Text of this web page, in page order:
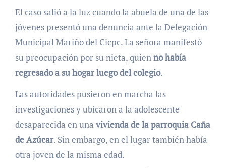
El caso salió a la luz cuando la abuela de una de las
jóvenes presentó una denuncia ante la Delegación
Municipal Mariño del Cicpc. La señora manifestó
su preocupación por su nieta, quienno había
regresado a su hogar luego del colegio.
Las autoridades pusieron en marcha las
investigaciones y ubicaron a la adolescente
desaparecida en una vivienda de la parroquia Caña
de Azúcar. Sin embargo, en el lugar también había
otra joven de la misma edad.